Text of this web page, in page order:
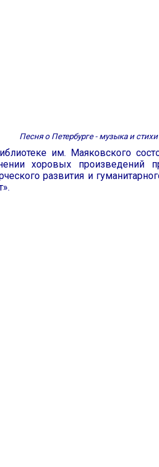
Песня о Петербурге - музыка и
им. Маяковского
хоровых произведений
развития и